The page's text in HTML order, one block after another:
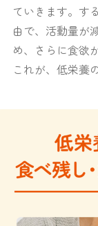
ていきます。す
由で、活動量が
め、さらに食欲
これが、低栄養